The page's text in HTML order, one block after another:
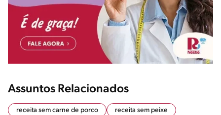
Assuntos Relacionados
receita sem carne de porco
receita sem peixe